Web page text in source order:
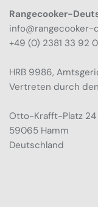
Rangecooker-
info@rangecooker-
+49 (0) 2381 33 92
HRB 9986,
Vertreten durch
Otto-Krafft-Platz 24
59065 Hamm
Deutschland